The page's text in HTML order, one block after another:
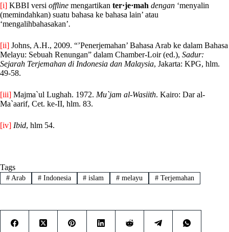
[i] KBBI versi offline mengartikan ter·je·mah dengan ‘menyalin
(memindahkan) suatu bahasa ke bahasa lain’ atau
‘mengalihbahasakan’.
[ii] Johns, A.H., 2009. “’Penerjemahan’ Bahasa Arab ke dalam Bahasa
Melayu: Sebuah Renungan” dalam Chamber-Loir (ed.), Sadur:
Sejarah Terjemahan di Indonesia dan Malaysia, Jakarta: KPG, hlm.
49-58.
[iii] Majma`ul Lughah. 1972. Mu`jam al-Wasiith. Kairo: Dar al-
Ma`aarif, Cet. ke-II, hlm. 83.
[iv] Ibid, hlm 54.
Tags
#Arab #Indonesia # islam # melayu # Terjemahan